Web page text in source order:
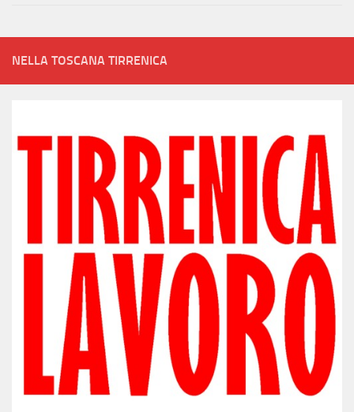
NELLA TOSCANA TIRRENICA